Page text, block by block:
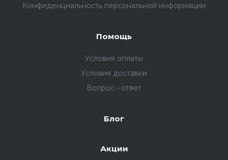
Конфиденциальность персональной информации
Помощь
Условия оплаты
Условия доставки
Вопрос - ответ
Блог
Акции